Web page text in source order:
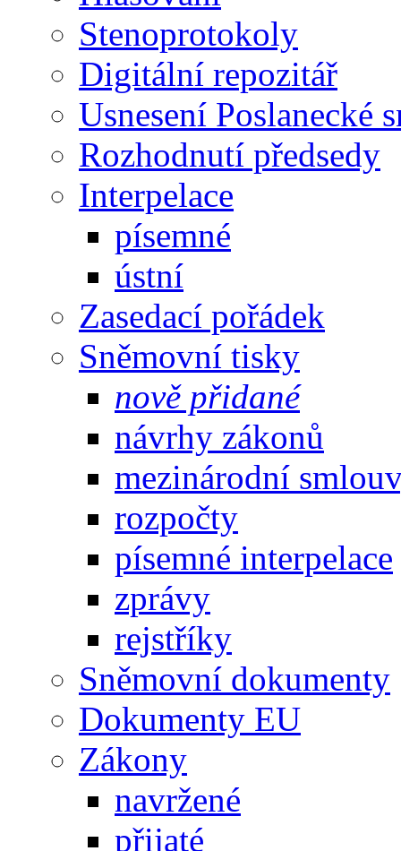
Stenoprotokoly
Digitální repozitář
Usnesení Poslanecké
Rozhodnutí předsedy
Interpelace
písemné
ústní
Zasedací pořádek
Sněmovní tisky
nově přidané
návrhy zákonů
mezinárodní
rozpočty
písemné interpelace
zprávy
rejstříky
Sněmovní dokumenty
Dokumenty EU
Zákony
navržené
přijaté